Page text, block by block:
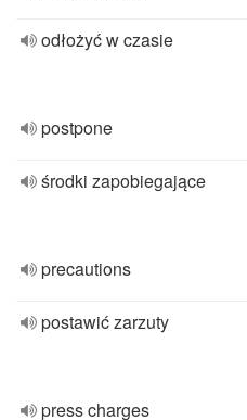
odłożyć w czasie
postpone
środki zapobiegające
precautions
postawić zarzuty
press charges